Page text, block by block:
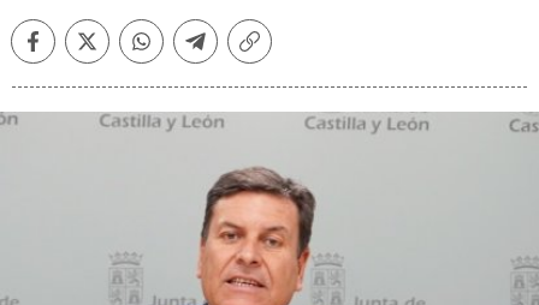
FacebookTwitterWhatsappTelegramCopiar